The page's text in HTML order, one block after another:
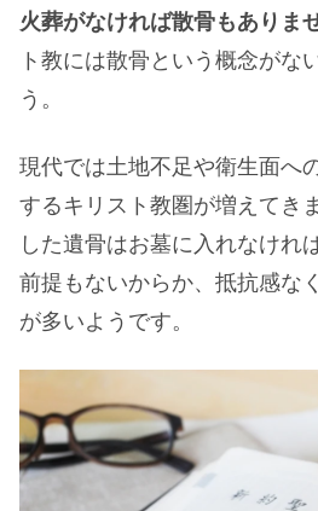
火葬がなければ散骨もありま
ト教には散骨という概念がな
う。
現代では土地不足や衛生面へ
するキリスト教圏が増えてき
した遺骨はお墓に入れなけれ
前提もないからか、抵抗感な
が多いようです。